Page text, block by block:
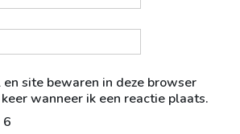
site bewaren in deze browser
wanneer ik een reactie plaats.
6